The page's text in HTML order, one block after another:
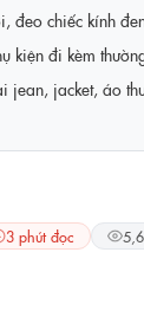
đeo chiếc kính
kiện đi kèm
jacket, áo
3 phút đọc